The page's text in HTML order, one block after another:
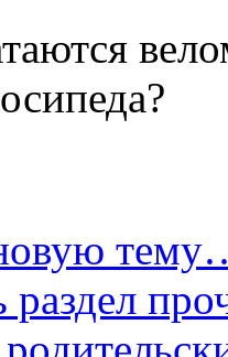
раздел